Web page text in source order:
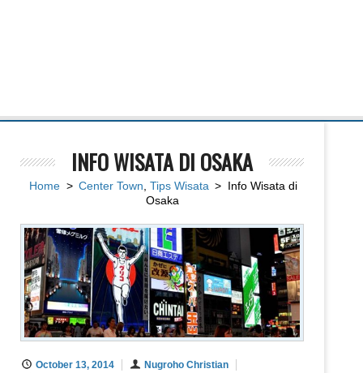
INFO WISATA DI OSAKA
Home > Center Town Tips Wisata > Info Wisata di
Osaka
October 13, 2014
Nugroho Christian